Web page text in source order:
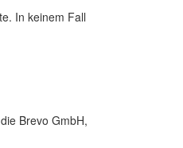
In keinem Fall
Brevo GmbH,